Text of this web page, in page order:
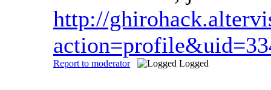
http://
Report to moderator Logged